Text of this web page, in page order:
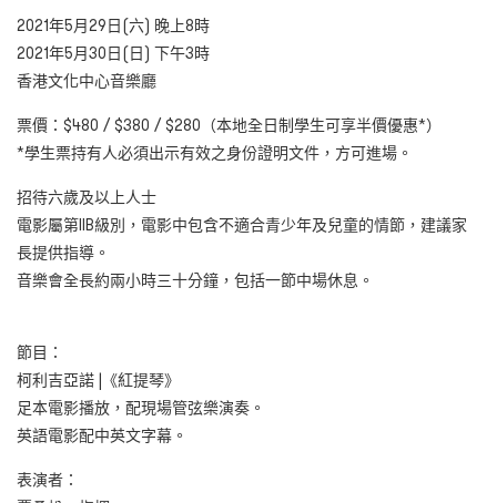
2021年5月29日(六) 晚上8時
2021年5月30日(日) 下午3時
香港文化中心音樂廳
票價：$480 / $380 / $280（本地全日制學生可享半價優惠*）
*學生票持有人必須出示有效之身份證明文件，方可進場。
招待六歲及以上人士
電影屬第IIB級別，電影中包含不適合青少年及兒童的情節，建議家
長提供指導。
音樂會全長約兩小時三十分鐘，包括一節中場休息。
節目：
柯利吉亞諾 |《紅提琴》
足本電影播放，配現場管弦樂演奏。
英語電影配中英文字幕。
表演者：